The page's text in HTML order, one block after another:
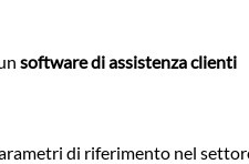
software di assistenza clienti
di riferimento nel